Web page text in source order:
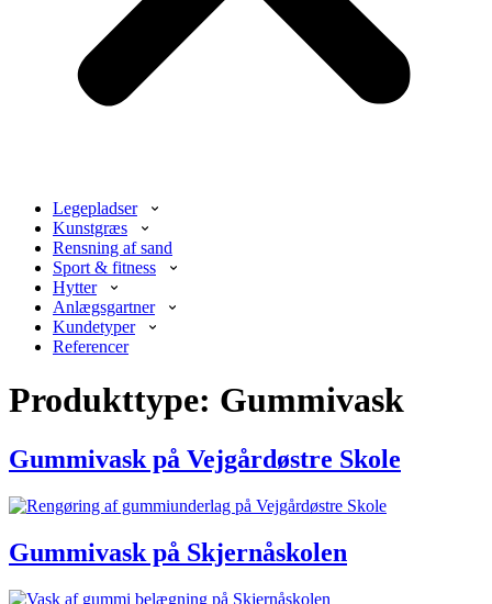
Legepladser
Kunstgræs
Rensning af sand
Sport & fitness
Hytter
Anlægsgartner
Kundetyper
Referencer
Produkttype: Gummivask
Gummivask på Vejgårdøstre Skole
Gummivask på Skjernåskolen